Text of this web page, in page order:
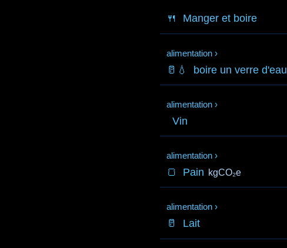
🍴 Manger et boire
alimentation ›
🥛💧 boire un verre d'eau
alimentation ›
Vin
alimentation ›
🍞 Pain kgCO₂e
alimentation ›
🥛 Lait